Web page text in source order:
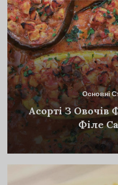
Основні
Асорті З
Філе